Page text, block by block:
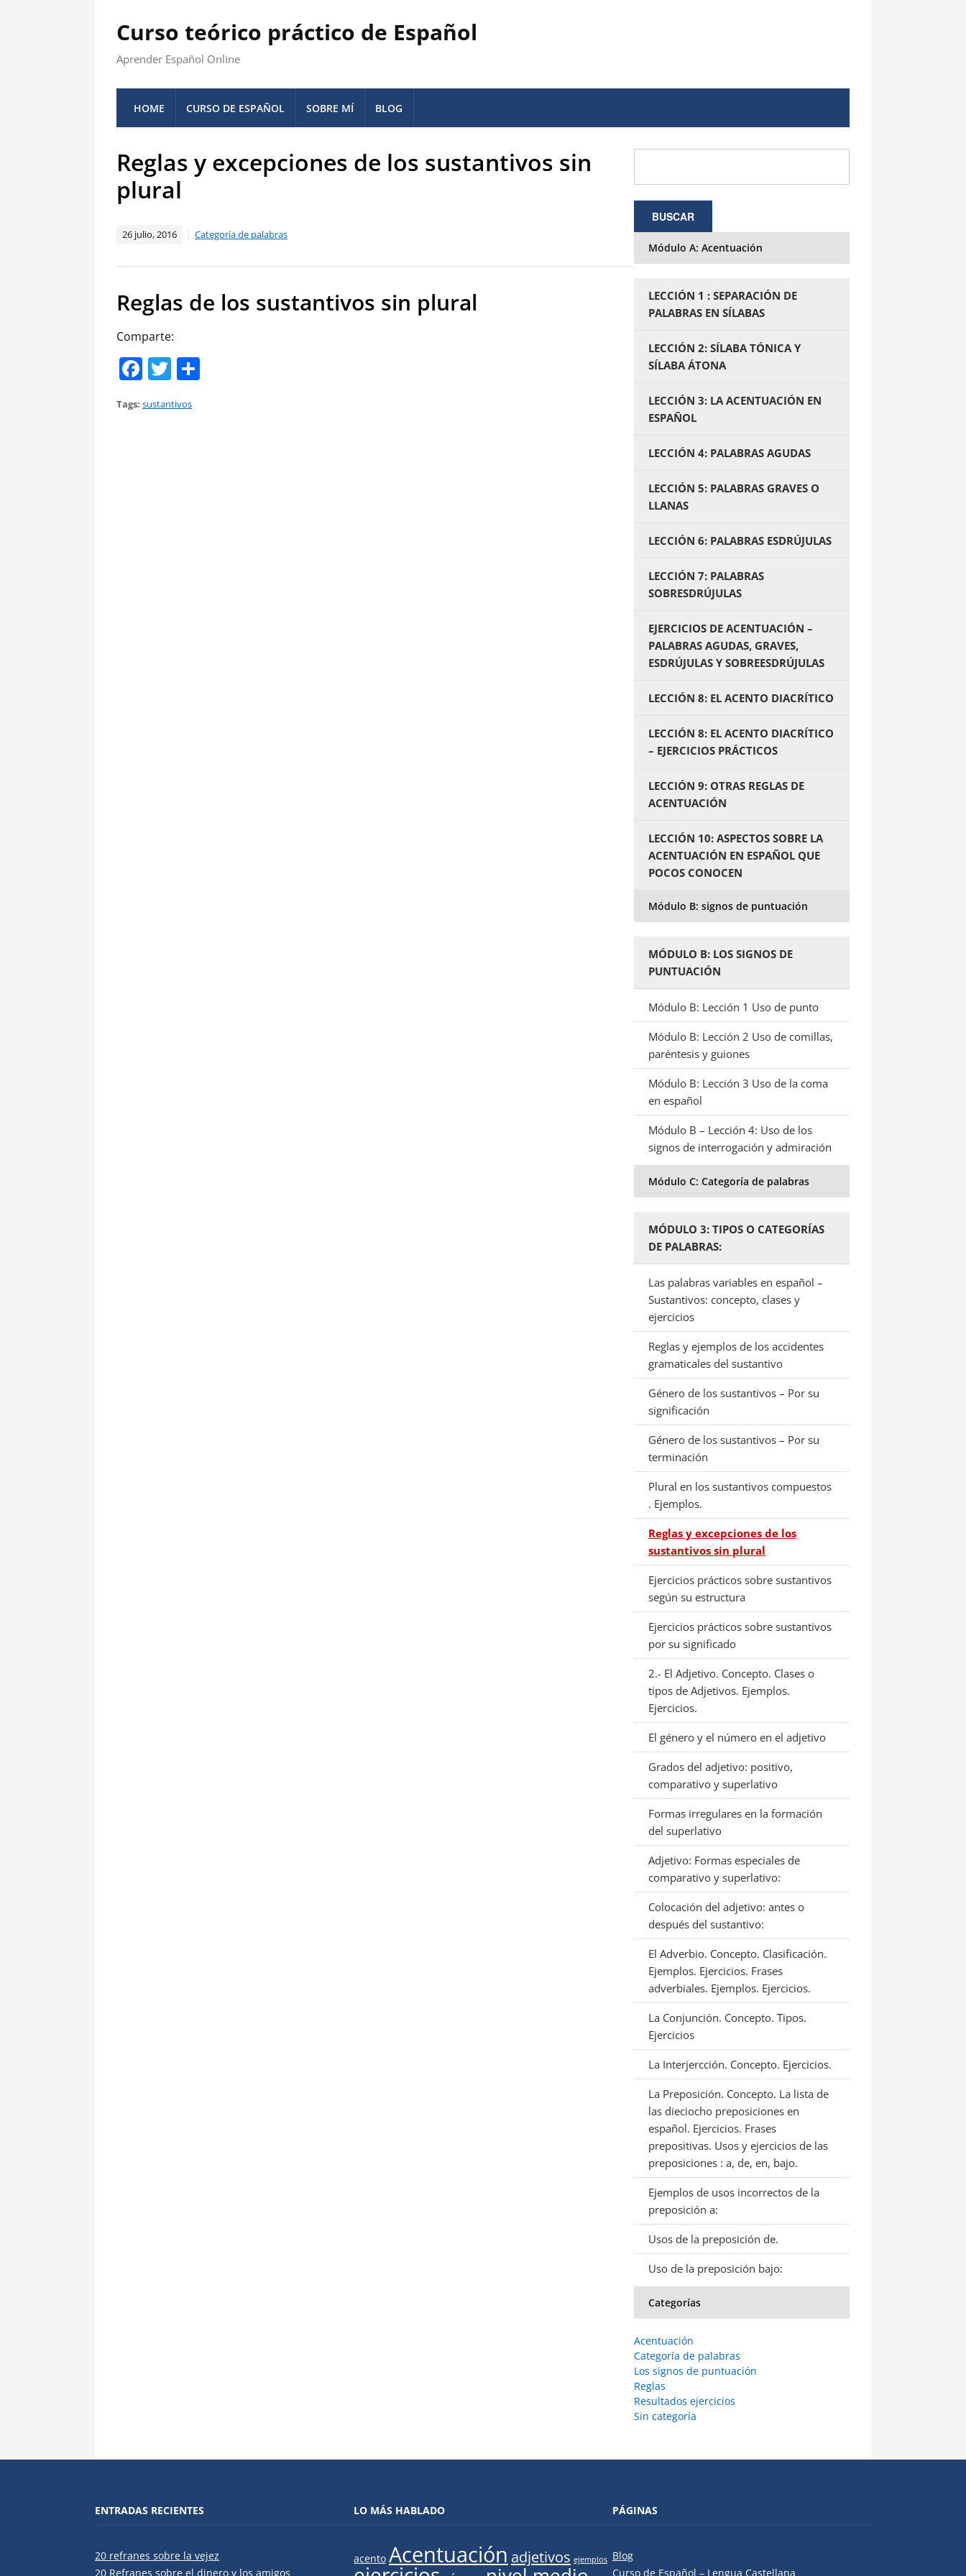
Curso teórico práctico de Español
Aprender Español Online
HOME CURSO DE ESPAÑOL SOBRE MÍ BLOG
Reglas y excepciones de los sustantivos sin
plural
26 julio, 2016 Categoría de palabras
Reglas de los sustantivos sin plural
Comparte:
Facebook
Twitter
Tags: sustantivos
Módulo A: Acentuación
LECCIÓN 1 : SEPARACIÓN DE
PALABRAS EN SÍLABAS
LECCIÓN 2: SÍLABA TÓNICA Y
SÍLABA ÁTONA
LECCIÓN 3: LA ACENTUACIÓN EN
ESPAÑOL
LECCIÓN 4: PALABRAS AGUDAS
LECCIÓN 5: PALABRAS GRAVES O
LLANAS
LECCIÓN 6: PALABRAS ESDRÚJULAS
LECCIÓN 7: PALABRAS
SOBRESDRÚJULAS
EJERCICIOS DE ACENTUACIÓN –
PALABRAS AGUDAS, GRAVES,
ESDRÚJULAS Y SOBREESDRÚJULAS
LECCIÓN 8: EL ACENTO DIACRÍTICO
LECCIÓN 8: EL ACENTO DIACRÍTICO
– EJERCICIOS PRÁCTICOS
LECCIÓN 9: OTRAS REGLAS DE
ACENTUACIÓN
LECCIÓN 10: ASPECTOS SOBRE LA
ACENTUACIÓN EN ESPAÑOL QUE
POCOS CONOCEN
Módulo B: signos de puntuación
MÓDULO B: LOS SIGNOS DE
PUNTUACIÓN
Módulo B: Lección 1 Uso de punto
Módulo B: Lección 2 Uso de comillas,
paréntesis y guiones
Módulo B: Lección 3 Uso de la coma
en español
Módulo B – Lección 4: Uso de los
signos de interrogación y admiración
Módulo C: Categoría de palabras
MÓDULO 3: TIPOS O CATEGORÍAS
DE PALABRAS:
Las palabras variables en español –
Sustantivos: concepto, clases y
ejercicios
Reglas y ejemplos de los accidentes
gramaticales del sustantivo
Género de los sustantivos – Por su
significación
Género de los sustantivos – Por su
terminación
Plural en los sustantivos compuestos
. Ejemplos.
Reglas y excepciones de los
sustantivos sin plural
Ejercicios prácticos sobre sustantivos
según su estructura
Ejercicios prácticos sobre sustantivos
por su significado
2.- El Adjetivo. Concepto. Clases o
tipos de Adjetivos. Ejemplos.
Ejercicios.
El género y el número en el adjetivo
Grados del adjetivo: positivo,
comparativo y superlativo
Formas irregulares en la formación
del superlativo
Adjetivo: Formas especiales de
comparativo y superlativo:
Colocación del adjetivo: antes o
después del sustantivo:
El Adverbio. Concepto. Clasificación.
Ejemplos. Ejercicios. Frases
adverbiales. Ejemplos. Ejercicios.
La Conjunción. Concepto. Tipos.
Ejercicios
La Interjercción. Concepto. Ejercicios.
La Preposición. Concepto. La lista de
las dieciocho preposiciones en
español. Ejercicios. Frases
prepositivas. Usos y ejercicios de las
preposiciones : a, de, en, bajo.
Ejemplos de usos incorrectos de la
preposición a:
Usos de la preposición de.
Uso de la preposición bajo:
Categorías
Acentuación
Categoría de palabras
Los signos de puntuación
Reglas
Resultados ejercicios
Sin categoría
ENTRADAS RECIENTES
20 refranes sobre la vejez
20 Refranes sobre el dinero y los amigos
LO MÁS HABLADO
acento Acentuación adjetivos ejemplos
PÁGINAS
Blog
Curso de Español – Lengua Castellana